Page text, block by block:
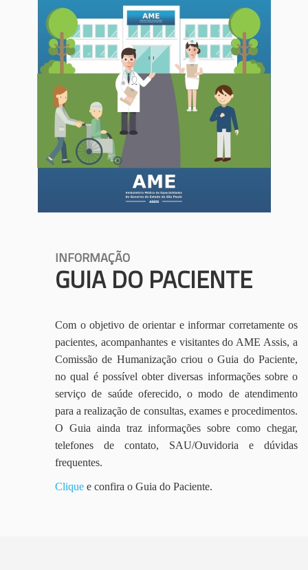
INFORMAÇÃO
GUIA DO PACIENTE
Com o objetivo de orientar e informar corretamente os
pacientes, acompanhantes e visitantes do AME Assis, a
Comissão de Humanização criou o Guia do Paciente,
no qual é possível obter diversas informações sobre o
serviço de saúde oferecido, o modo de atendimento
para a realização de consultas, exames e procedimentos.
O Guia ainda traz informações sobre como chegar,
telefones de contato, SAU/Ouvidoria e dúvidas
frequentes.
Clique e confira o Guia do Paciente.